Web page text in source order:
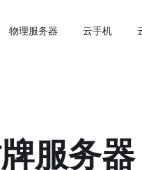
物理服务器 云手机
服务